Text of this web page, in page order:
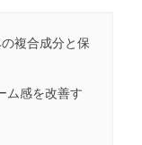
複合成分と保
ム感を改善す